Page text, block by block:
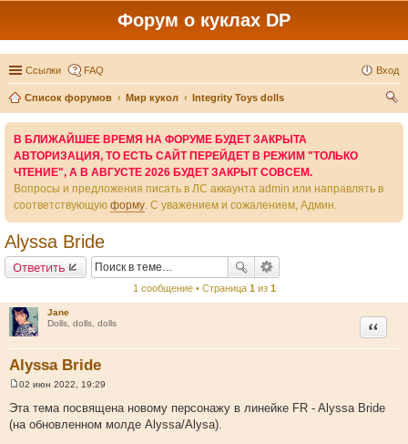
Форум о куклах DP
Ссылки FAQ Вход
Список форумов Мир кукол
Integrity Toys dolls
В БЛИЖАЙШЕЕ ВРЕМЯ НА ФОРУМЕ БУДЕТ ЗАКРЫТА
АВТОРИЗАЦИЯ, ТО ЕСТЬ САЙТ ПЕРЕЙДЕТ В РЕЖИМ "ТОЛЬКО
ЧТЕНИЕ", А В АВГУСТЕ 2026 БУДЕТ ЗАКРЫТ СОВСЕМ.
Вопросы и предложения писать в ЛС аккаунта admin или направлять в
соответствующую форму. С уважением и сожалением, Админ.
Alyssa Bride
Ответить
1 сообщение • Страница 1 из 1
Jane
Dolls, dolls, dolls
Alyssa Bride
Цитата
о
б
02 июн 2022, 19:29
Эта тема посвящена новому персонажу в линейке FR - Alyssa Bride
(на обновленном молде Alyssa/Alysa).